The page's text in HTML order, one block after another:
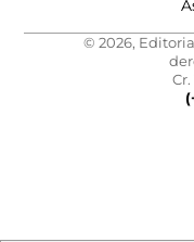
© 2026,